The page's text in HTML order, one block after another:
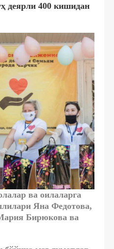
деярли 400 кишидан
ва оилаларга
Яна Федотова,
Бирюкова ва